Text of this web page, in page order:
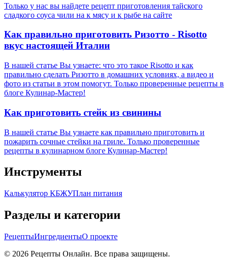
Только у нас вы найдете рецепт приготовления тайского
сладкого соуса чили на к мясу и к рыбе на сайте
Как правильно приготовить Ризотто - Risotto
вкус настоящей Италии
В нашей статье Вы узнаете: что это такое Risotto и как
правильно сделать Ризотто в домашних условиях, а видео и
фото из статьи в этом помогут. Только проверенные рецепты в
блоге Кулинар-Мастер!
Как приготовить стейк из свинины
В нашей статье Вы узнаете как правильно приготовить и
пожарить сочные стейки на гриле. Только проверенные
рецепты в кулинарном блоге Кулинар-Мастер!
Инструменты
Калькулятор КБЖУПлан питания
Разделы и категории
РецептыИнгредиентыО проекте
© 2026 Рецепты Онлайн. Все права защищены.